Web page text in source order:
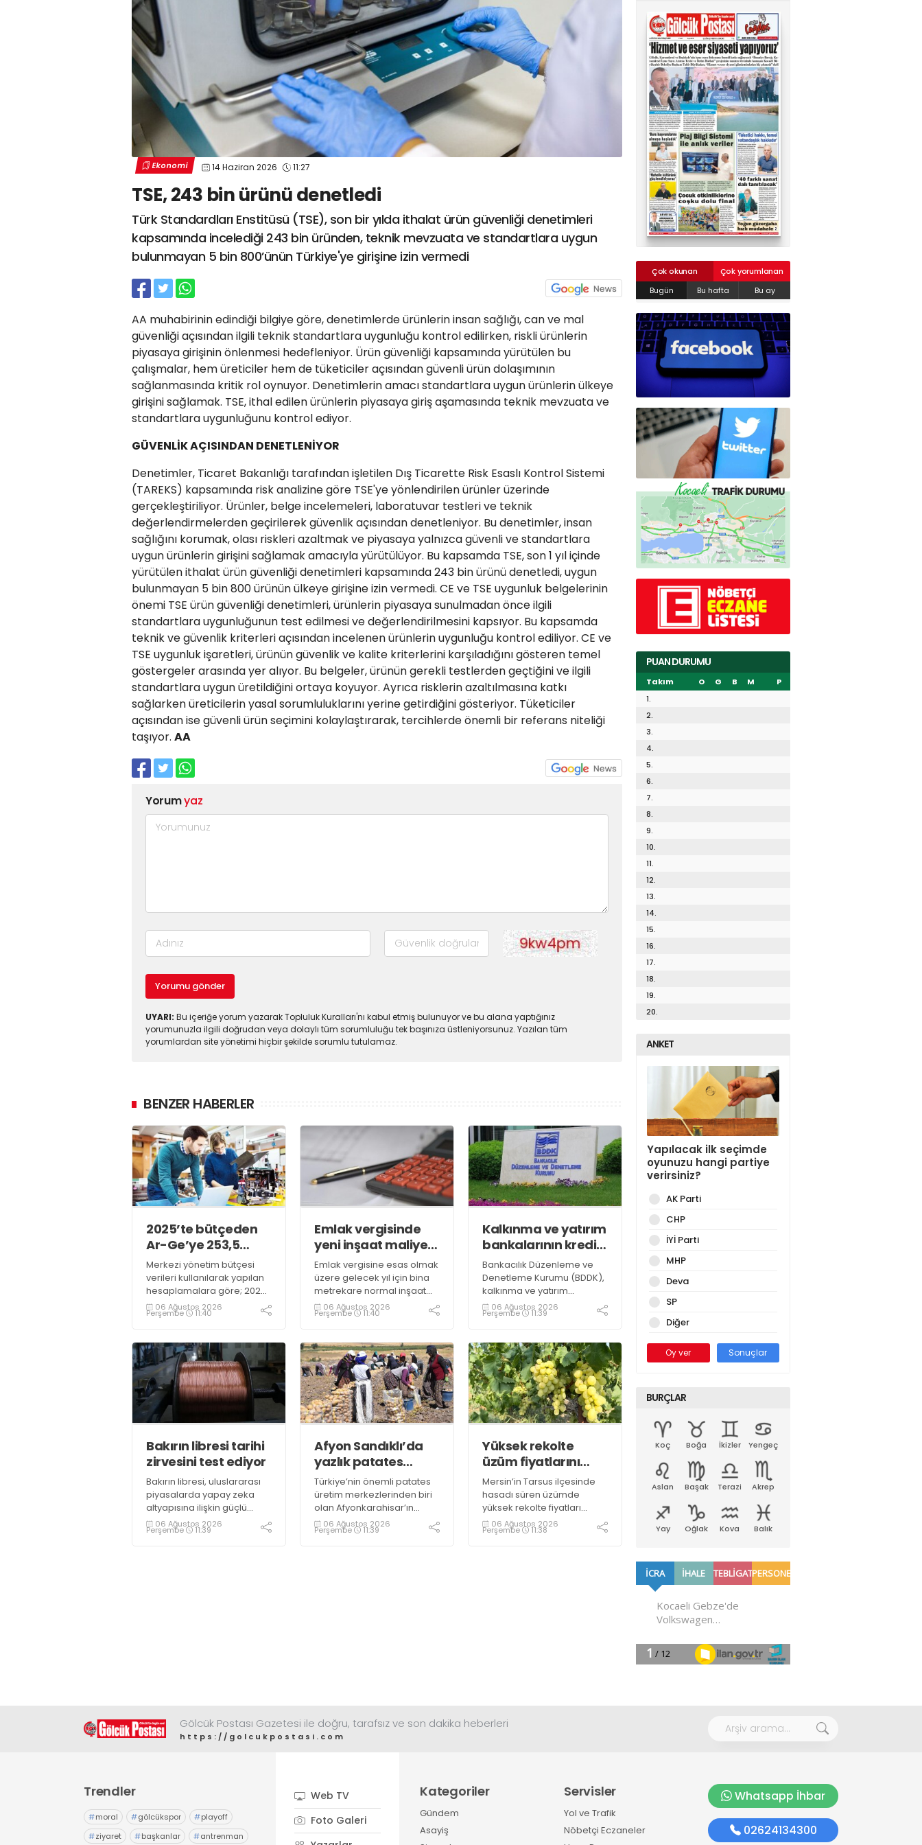
Ekonomi 14 Haziran 2026 11:27
TSE, 243 bin ürünü denetledi
Türk Standardları Enstitüsü (TSE), son bir yılda ithalat ürün güvenliği denetimleri
kapsamında incelediği 243 bin üründen, teknik mevzuata ve standartlara uygun
bulunmayan 5 bin 800’ünün Türkiye'ye girişine izin vermedi
AA muhabirinin edindiği bilgiye göre, denetimlerde ürünlerin insan sağlığı, can ve mal
güvenliği açısından ilgili teknik standartlara uygunluğu kontrol edilirken, riskli ürünlerin
piyasaya girişinin önlenmesi hedefleniyor. Ürün güvenliği kapsamında yürütülen bu
çalışmalar, hem üreticiler hem de tüketiciler açısından güvenli ürün dolaşımının
sağlanmasında kritik rol oynuyor. Denetimlerin amacı standartlara uygun ürünlerin ülkeye
girişini sağlamak. TSE, ithal edilen ürünlerin piyasaya giriş aşamasında teknik mevzuata ve
standartlara uygunluğunu kontrol ediyor.
GÜVENLİK AÇISINDAN DENETLENİYOR
Denetimler, Ticaret Bakanlığı tarafından işletilen Dış Ticarette Risk Esaslı Kontrol Sistemi
(TAREKS) kapsamında risk analizine göre TSE'ye yönlendirilen ürünler üzerinde
gerçekleştiriliyor. Ürünler, belge incelemeleri, laboratuvar testleri ve teknik
değerlendirmelerden geçirilerek güvenlik açısından denetleniyor. Bu denetimler, insan
sağlığını korumak, olası riskleri azaltmak ve piyasaya yalnızca güvenli ve standartlara
uygun ürünlerin girişini sağlamak amacıyla yürütülüyor. Bu kapsamda TSE, son 1 yıl içinde
yürütülen ithalat ürün güvenliği denetimleri kapsamında 243 bin ürünü denetledi, uygun
bulunmayan 5 bin 800 ürünün ülkeye girişine izin vermedi. CE ve TSE uygunluk belgelerinin
önemi TSE ürün güvenliği denetimleri, ürünlerin piyasaya sunulmadan önce ilgili
standartlara uygunluğunun test edilmesi ve değerlendirilmesini kapsıyor. Bu kapsamda
teknik ve güvenlik kriterleri açısından incelenen ürünlerin uygunluğu kontrol ediliyor. CE ve
TSE uygunluk işaretleri, ürünün güvenlik ve kalite kriterlerini karşıladığını gösteren temel
göstergeler arasında yer alıyor. Bu belgeler, ürünün gerekli testlerden geçtiğini ve ilgili
standartlara uygun üretildiğini ortaya koyuyor. Ayrıca risklerin azaltılmasına katkı
sağlarken üreticilerin yasal sorumluluklarını yerine getirdiğini gösteriyor. Tüketiciler
açısından ise güvenli ürün seçimini kolaylaştırarak, tercihlerde önemli bir referans niteliği
taşıyor. AA
Yorumyaz
Yorumu gönder
UYARI: Bu içeriğe yorum yazarak Topluluk Kuralları'nı kabul etmiş bulunuyor ve bu alana yaptığınız
yorumunuzla ilgili doğrudan veya dolaylı tüm sorumluluğu tek başınıza üstleniyorsunuz. Yazılan tüm
yorumlardan site yönetimi hiçbir şekilde sorumlu tutulamaz.
BENZER HABERLER
2025’te bütçeden
Ar-Ge’ye 253,5
milyar lira harcandı
Merkezi yönetim bütçesi
verileri kullanılarak yapılan
hesaplamalara göre; 2025
yılında Ar-Ge faaliyetleri için
gerçekleştirilen harcama
oldu. Ar-Ge harcamalarının
merkezi yönetim bütçesi
içerisindeki oranı yüzde 1,58
oldu
06 Ağustos 2026
Perşembe 11:40
Emlak vergisinde
yeni inşaat maliyet
bedelleri belirlendi
Emlak vergisine esas olmak
üzere gelecek yıl için bina
metrekare normal inşaat
maliyet bedelleri,
meskenler açısından 604,1
arasında değişecek
06 Ağustos 2026
Perşembe 11:40
Kalkınma ve yatırım
bankalarının kredi
sınırlarında
değişiklik
Bankacılık Düzenleme ve
Denetleme Kurumu (BDDK),
kalkınma ve yatırım
bankalarının kredi sınırlarına
ilişkin düzenleme yaptı
06 Ağustos 2026
Perşembe 11:39
Bakırın libresi tarihi
zirvesini test ediyor
Bakırın libresi, uluslararası
piyasalarda yapay zeka
altyapısına ilişkin güçlü
yatırımlardan kaynaklı
yoğun talep ve yenilenebilir
06 Ağustos 2026
Perşembe 11:39
Afyon Sandıklı’da
yazlık patates
hasadı
Türkiye’nin önemli patates
üretim merkezlerinden biri
olan Afyonkarahisar’ın
Sandıklı ilçesinde yazlık
patates sökümü başlarken,
06 Ağustos 2026
Perşembe 11:39
Yüksek rekolte
üzüm fiyatlarını
düşürdü
Mersin’in Tarsus ilçesinde
hasadı süren üzümde
yüksek rekolte fiyatları
düşürdü. Üzümün bağda
kilogramının 10-15 liraya
06 Ağustos 2026
Perşembe 11:38
Çok okunan
Çok yorumlanan
Bugün
Bu hafta Bu ay
PUAN DURUMU
Takım O G B M
P
1.
2.
3.
4.
5.
6.
7.
8.
9.
10.
11.
12.
13.
14.
15.
16.
17.
18.
19.
20.
ANKET
Yapılacak ilk seçimde
oyunuzu hangi partiye
verirsiniz?
AK Parti
CHP
İYİ Parti
MHP
Deva
SP
Diğer
Oy ver Sonuçlar
BURÇLAR
Koç Boğa İkizler Yengeç
Aslan Başak Terazi Akrep
Yay Oğlak Kova Balık
Gölcük Postası Gazetesi ile doğru, tarafsız ve son dakika heberleri
https://golcukpostasi.com
Trendler
#moral #gölcükspor #playoff
#ziyaret #başkanlar #antrenman
Web TV
Foto Galeri
Kategoriler
Gündem
Asayiş
Servisler
Yol ve Trafik
Nöbetçi Eczaneler
Whatsapp İhbar
02624134300
02624132333
haber@golcukpostasi.com